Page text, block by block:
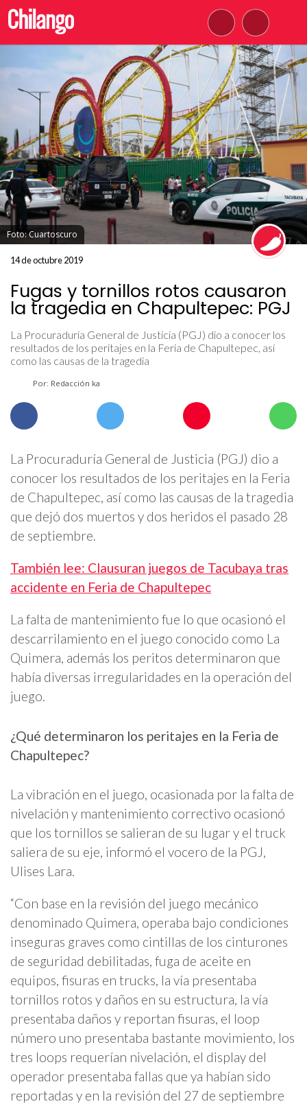
Foto: Cuartoscuro
14 de octubre 2019
Fugas y tornillos rotos causaron
la tragedia en Chapultepec: PGJ
La Procuraduría General de Justicia (PGJ) dio a conocer los
resultados de los peritajes en la Feria de Chapultepec, así
como las causas de la tragedia
Por: Redacción ka
La Procuraduría General de Justicia (PGJ) dio a
conocer los resultados de los peritajes en la Feria
de Chapultepec, así como las causas de la tragedia
que dejó dos muertos y dos heridos el pasado 28
de septiembre.
También lee: Clausuran juegos de Tacubaya tras
accidente en Feria de Chapultepec
La falta de mantenimiento fue lo que ocasionó el
descarrilamiento en el juego conocido como La
Quimera, además los peritos determinaron que
había diversas irregularidades en la operación del
juego.
¿Qué determinaron los peritajes en la Feria de
Chapultepec?
La vibración en el juego, ocasionada por la falta de
nivelación y mantenimiento correctivo ocasionó
que los tornillos se salieran de su lugar y el truck
saliera de su eje, informó el vocero de la PGJ,
Ulises Lara.
“Con base en la revisión del juego mecánico
denominado Quimera, operaba bajo condiciones
inseguras graves como cintillas de los cinturones
de seguridad debilitadas, fuga de aceite en
equipos, fisuras en trucks, la vía presentaba
tornillos rotos y daños en su estructura, la vía
presentaba daños y reportan fisuras, el loop
número uno presentaba bastante movimiento, los
tres loops requerían nivelación, el display del
operador presentaba fallas que ya habían sido
reportadas y en la revisión del 27 de septiembre